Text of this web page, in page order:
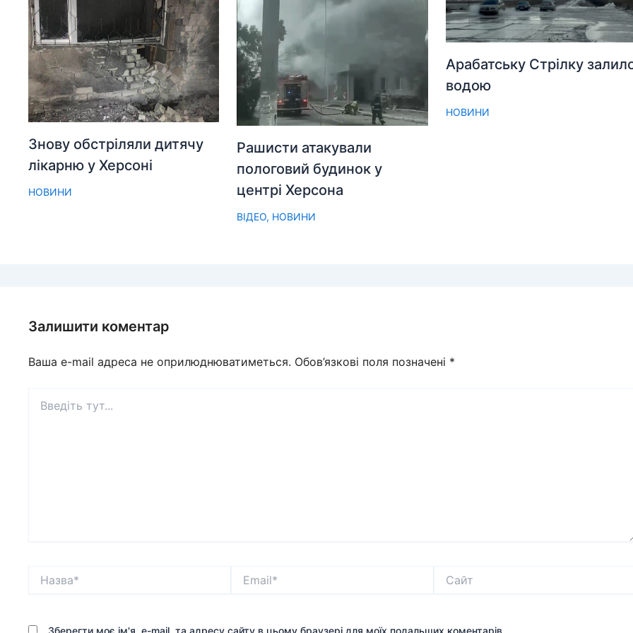
Знову обстріляли дитячу
лікарню у Херсоні
НОВИНИ
Рашисти атакували
пологовий будинок у
центрі Херсона
ВІДЕО, НОВИНИ
Арабатську Стрілку
водою
НОВИНИ
Залишити коментар
Ваша e-mail адреса не оприлюднюватиметься. Обов’язкові поля позначені *
тут...
Зберегти моє ім'я, e-mail, та адресу сайту в цьому браузері для моїх подальших коментарів.